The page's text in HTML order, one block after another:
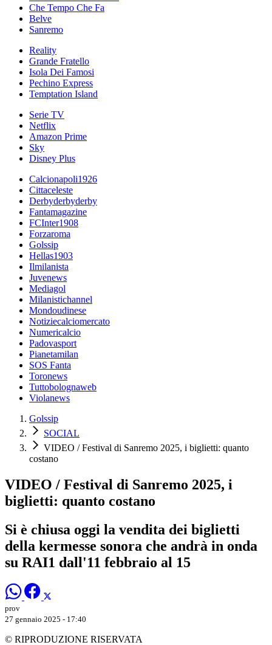
Che Tempo Che Fa
Belve
Sanremo
Reality
Grande Fratello
Isola Dei Famosi
Pechino Express
Temptation Island
Serie TV
Netflix
Amazon Prime
Sky
Disney Plus
Calcionapoli1926
Cittaceleste
Derbyderbyderby
Fantamagazine
FCInter1908
Forzaroma
Golssip
Hellas1903
Ilmilanista
Juvenews
Mediagol
Milanistichannel
Mondoudinese
Notiziecalciomercato
Numericalcio
Padovasport
Pianetamilan
SOS Fanta
Toronews
Tuttobolognaweb
Violanews
Golssip
SOCIAL
VIDEO / Festival di Sanremo 2025, i biglietti: quanto
costano
VIDEO / Festival di Sanremo 2025, i
biglietti: quanto costano
Si è chiusa oggi la vendita dei biglietti
della kermesse sonora che andrà in onda
su RAI1 dall'11 febbraio al 15
prov
27 gennaio 2025 - 17:40
© RIPRODUZIONE RISERVATA